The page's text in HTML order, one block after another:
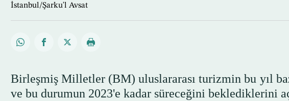
İstanbul/Şarku'l Avsat
Birleşmiş Milletler (BM) uluslararası turizmin bu yıl
ve bu durumun 2023'e kadar süreceğini beklediklerini